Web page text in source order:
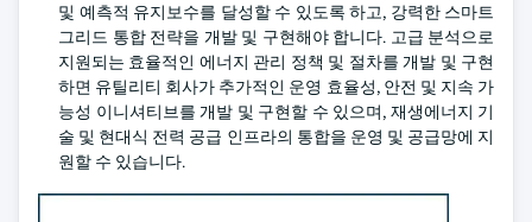
및 예측적 유지보수를 달성할 수 있도록 하고, 강력한 스마트
그리드 통합 전략을 개발 및 구현해야 합니다. 고급 분석으로
지원되는 효율적인 에너지 관리 정책 및 절차를 개발 및 구현
하면 유틸리티 회사가 추가적인 운영 효율성, 안전 및 지속 가
능성 이니셔티브를 개발 및 구현할 수 있으며, 재생에너지 기
술 및 현대식 전력 공급 인프라의 통합을 운영 및 공급망에 지
원할 수 있습니다.